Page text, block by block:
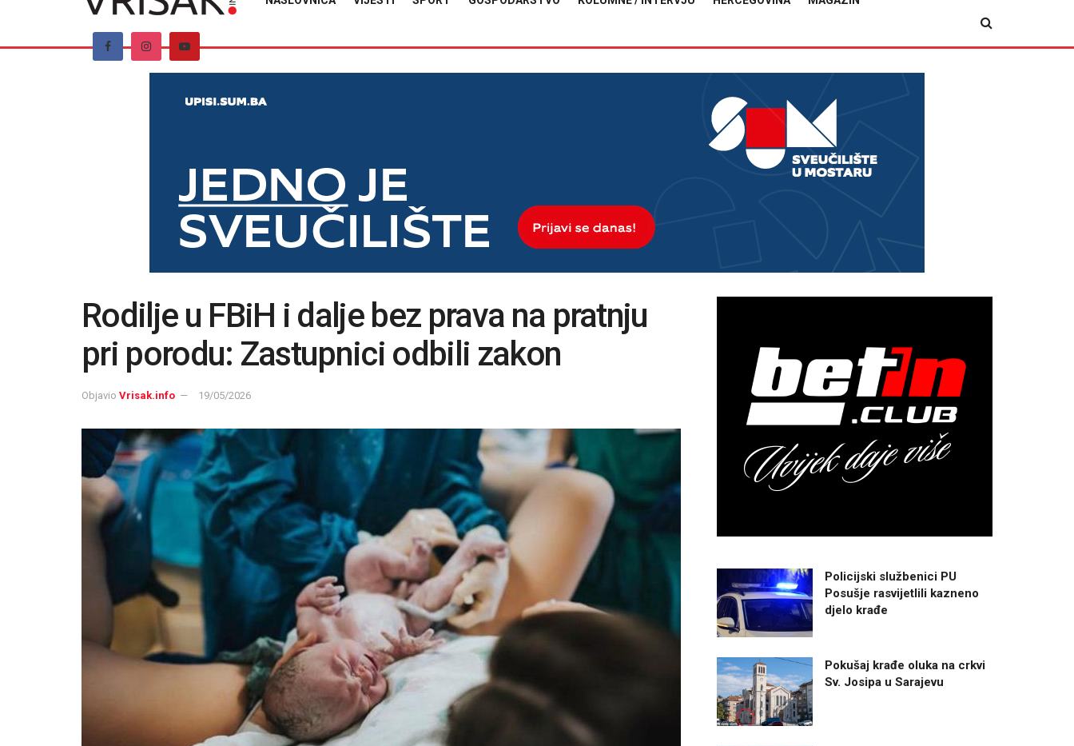
Rodilje u FBiH i dalje bez prava na pratnju
pri porodu: Zastupnici odbili zakon
Objavio Vrisak.info 19/05/2026
Policijski službenici PU
Posušje rasvijetlili kazneno
djelo krađe
Pokušaj krađe oluka na crkvi
Sv. Josipa u Sarajevu